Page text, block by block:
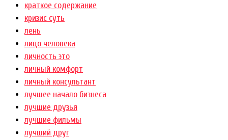
краткое содержание
кризис суть
лень
лицо человека
личность это
личный комфорт
личный консультант
лучшее начало бизнеса
лучшие друзья
лучшие фильмы
лучший друг